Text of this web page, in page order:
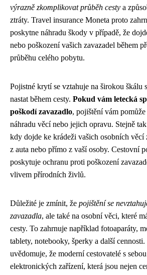
výrazně zkomplikovat průběh cesty a
ztráty. Travel insurance Moneta proto
poskytne náhradu škody v případě, že
nebo poškození vašich zavazadel během
průběhu celého pobytu.
Pojistné krytí se vztahuje na širokou škálu
nastat během cesty. Pokud vám letecká
poškodí zavazadlo, pojištění vám
náhradu věcí nebo jejich opravu. Stejně
kdy dojde ke krádeži vašich osobních věcí
z auta nebo přímo z vaší osoby. Cestovní
poskytuje ochranu proti poškození
vlivem přírodních živlů.
Důležité je zmínit, že pojištění se
zavazadla, ale také na osobní věci, které
cesty. To zahrnuje například fotoaparáty,
tablety, notebooky, šperky a další
uvědomuje, že moderní cestovatelé s
elektronických zařízení, která jsou nejen